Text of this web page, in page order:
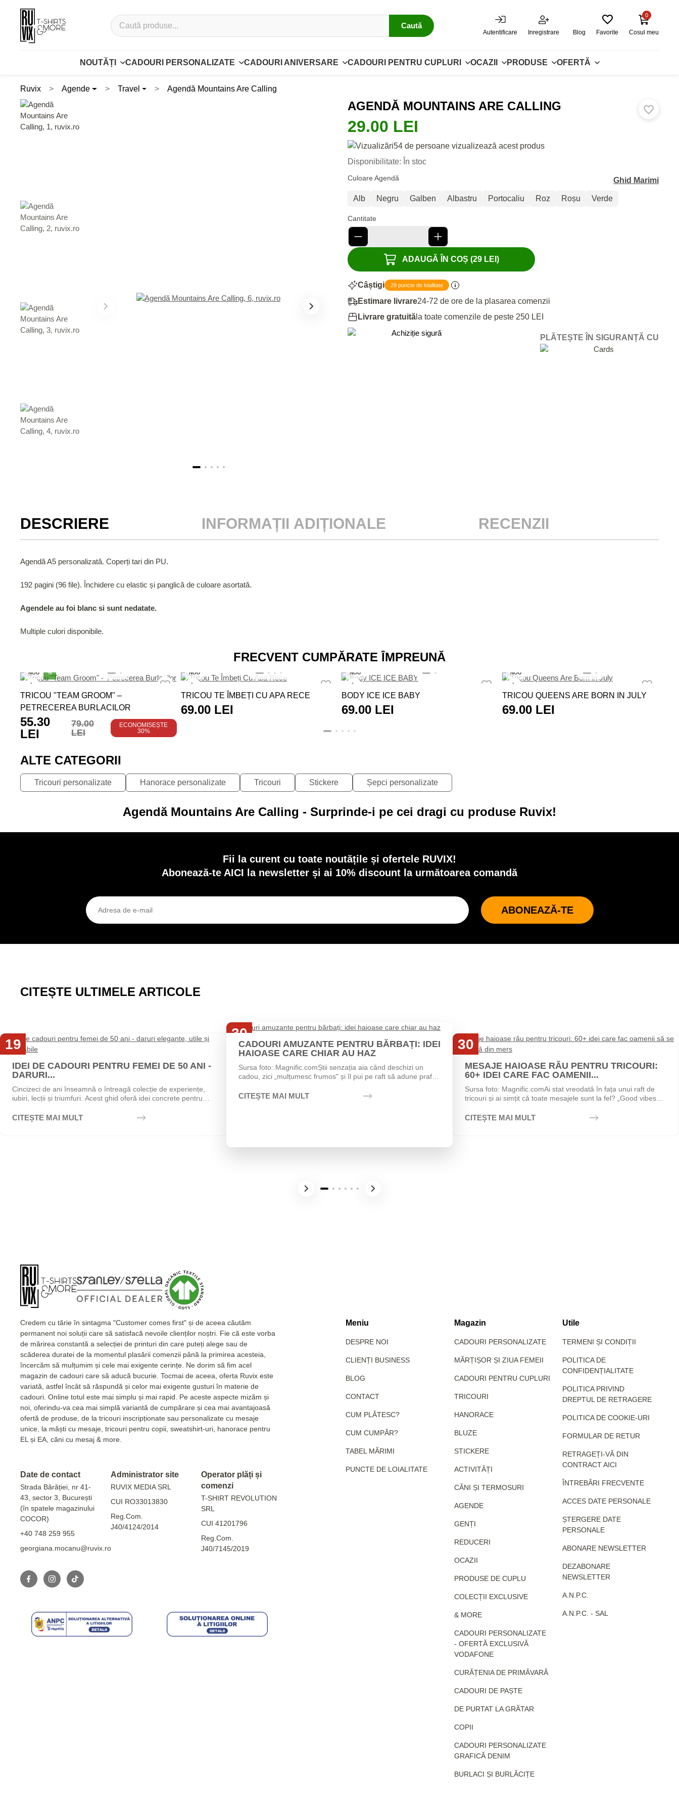
Caută
Autentificare Inregistrare Blog Favorite Cosul meu
0
NOUTĂȚI CADOURI PERSONALIZATE CADOURI ANIVERSARE CADOURI PENTRU CUPLURI OCAZII PRODUSE OFERTĂ
Ruvix Agende Travel Agendă Mountains Are Calling
AGENDĂ MOUNTAINS ARE CALLING
29.00 LEI
54 de persoane vizualizează acest produs
Disponibilitate: În stoc
Culoare Agendă Ghid Marimi
Alb Negru Galben Albastru Portocaliu Roz Roșu Verde
Cantitate
ADAUGĂ ÎN COȘ (29 LEI)
Câștigi 29 puncte de loialitate
Estimare livrare24-72 de ore de la plasarea comenzii
Livrare gratuită la toate comenzile de peste 250 LEI
PLĂTEȘTE ÎN SIGURANȚĂ CU
DESCRIERE INFORMAȚII ADIȚIONALE RECENZII
Agendă A5 personalizată. Coperți tari din PU.
192 pagini (96 file). Închidere cu elastic și panglică de culoare asortată.
Agendele au foi blanc si sunt nedatate.
Multiple culori disponibile.
FRECVENT CUMPĂRATE ÎMPREUNĂ
NOU %
TRICOU "TEAM GROOM" –
PETRECEREA BURLACILOR
55.30
LEI
79.00
LEI
ECONOMISEȘTE
30%
NOU
TRICOU TE ÎMBEȚI CU APA RECE
69.00 LEI
NOU
BODY ICE ICE BABY
69.00 LEI
NOU
TRICOU QUEENS ARE BORN IN JULY
69.00 LEI
ALTE CATEGORII
Tricouri personalizate Hanorace personalizate Tricouri Stickere Șepci personalizate
Agendă Mountains Are Calling - Surprinde-i pe cei dragi cu produse Ruvix!
Fii la curent cu toate noutățile și ofertele RUVIX!
Abonează-te AICI la newsletter și ai 10% discount la următoarea comandă
ABONEAZĂ-TE
CITEȘTE ULTIMELE ARTICOLE
19
IDEI DE CADOURI PENTRU FEMEI DE 50 ANI -
DARURI...
Cincizeci de ani înseamnă o întreagă colecție de experiențe,
iubiri, lecții și triumfuri. Acest ghid oferă idei concrete pentru
CITEȘTE MAI MULT
30
Iul
CADOURI AMUZANTE PENTRU BĂRBAȚI: IDEI
HAIOASE CARE CHIAR AU HAZ
Sursa foto: Magnific.comȘtii senzația aia când deschizi un
cadou, zici „mulțumesc frumos" și îl pui pe raft să adune praf?
CITEȘTE MAI MULT
30
MESAJE HAIOASE RĂU PENTRU TRICOURI:
60+ IDEI CARE FAC OAMENII...
Sursa foto: Magnific.comAi stat vreodată în fața unui raft de
tricouri și ai simțit că toate mesajele sunt la fel? „Good vibes
CITEȘTE MAI MULT
Credem cu tărie în sintagma "Customer comes first" și de aceea căutăm
permanent noi soluții care să satisfacă nevoile clienților noștri. Fie că este vorba
de mărirea constantă a selecției de printuri din care puteți alege sau de
scăderea duratei de la momentul plasării comenzii până la primirea acesteia,
încercăm să mulțumim și cele mai exigente cerințe. Ne dorim să fim acel
magazin de cadouri care să aducă bucurie. Tocmai de aceea, oferta Ruvix este
variată, astfel încât să răspundă și celor mai exigente gusturi în materie de
cadouri. Online totul este mai simplu și mai rapid. Pe aceste aspecte mizăm și
noi, oferindu-va cea mai simplă variantă de cumpărare și cea mai avantajoasă
ofertă de produse, de la tricouri inscripționate sau personalizate cu mesaje
unice, la măști cu mesaje, tricouri pentru copii, sweatshirt-uri, hanorace pentru
EL și EA, căni cu mesaj & more.
Date de contact
Strada Bărăției, nr 41-
43, sector 3, București
(în spatele magazinului
COCOR)
+40 748 259 955
georgiana.mocanu@ruvix.ro
Administrator site
RUVIX MEDIA SRL
CUI RO33013830
Reg.Com.
J40/4124/2014
Operator plăți și
comenzi
T-SHIRT REVOLUTION
SRL
CUI 41201796
Reg.Com.
J40/7145/2019
Meniu
DESPRE NOI
CLIENȚI BUSINESS
BLOG
CONTACT
CUM PLĂTESC?
CUM CUMPĂR?
TABEL MĂRIMI
PUNCTE DE LOIALITATE
Magazin
CADOURI PERSONALIZATE
MĂRȚIȘOR ȘI ZIUA FEMEII
CADOURI PENTRU CUPLURI
TRICOURI
HANORACE
BLUZE
STICKERE
ACTIVITĂȚI
CĂNI ȘI TERMOSURI
AGENDE
GENȚI
REDUCERI
OCAZII
PRODUSE DE CUPLU
COLECȚII EXCLUSIVE
& MORE
CADOURI PERSONALIZATE
- OFERTĂ EXCLUSIVĂ
VODAFONE
CURĂȚENIA DE PRIMĂVARĂ
CADOURI DE PAȘTE
DE PURTAT LA GRĂTAR
COPII
CADOURI PERSONALIZATE
GRAFICĂ DENIM
BURLACI ȘI BURLĂCIȚE
Utile
TERMENI ȘI CONDIȚII
POLITICA DE
CONFIDENȚIALITATE
POLITICA PRIVIND
DREPTUL DE RETRAGERE
POLITICA DE COOKIE-URI
FORMULAR DE RETUR
RETRAGEȚI-VĂ DIN
CONTRACT AICI
ÎNTREBĂRI FRECVENTE
ACCES DATE PERSONALE
ȘTERGERE DATE
PERSONALE
ABONARE NEWSLETTER
DEZABONARE
NEWSLETTER
A.N.P.C.
A.N.P.C. - SAL